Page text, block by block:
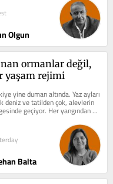
Olgun
ormanlar değil,
yaşam rejimi
yine duman altında. Yaz ayları
deniz ve tatilden çok, alevlerin
geçiyor. Her yangından
aynı tartışmalar...
Balta